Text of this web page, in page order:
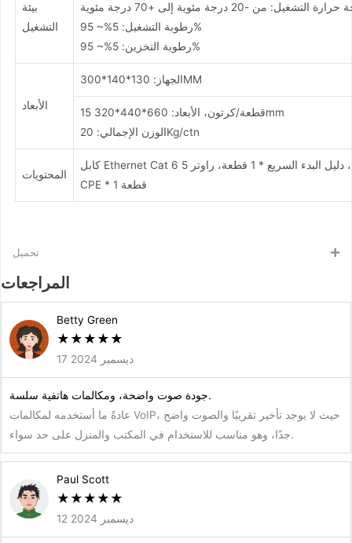
بيئة
التشغيل
التشغيل: من -20 درجة مئوية إلى +70 درجة مئوية
رطوبة التشغيل: 5%~ 95%
رطوبة التخزين: 5%~ 95%
الأبعاد
الجهاز: 130*140*300MM
15 قطعة/كرتون، الأبعاد: 660*440*320mm
الوزن الإجمالي: 20Kg/ctn
المحتويات
كابل Ethernet Cat 6 بطول 1 متر * 1 قطعة، محول طاقة * 1 قطعة، دليل البدء السريع * 1 قطعة، راوتر 5G
CPE * 1 قطعة
تحميل
المراجعات
Betty Green
★ ★ ★ ★ ★
17 ديسمبر 2024
جودة صوت واضحة، ومكالمات هاتفية سلسة.
عادةً ما أستخدمه لمكالمات VoIP، حيث لا يوجد تأخير تقريبًا والصوت واضح
جدًا، وهو مناسب للاستخدام في المكتب والمنزل على حد سواء.
Paul Scott
★ ★ ★ ★ ★
12 ديسمبر 2024